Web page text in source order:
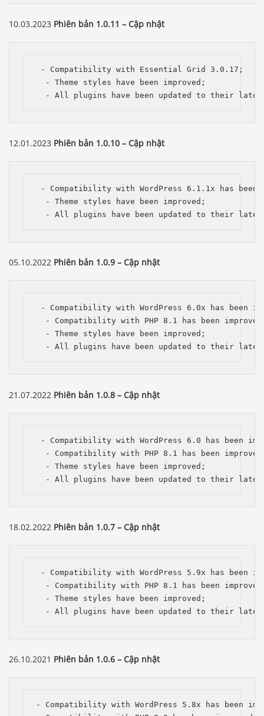
10.03.2023 Phiên bản 1.0.11 – Cập nhật
- Compatibility with Essential Grid 3.0.17;
  - Theme styles have been improved;
- All plugins have been updated to their
12.01.2023 Phiên bản 1.0.10 – Cập nhật
- Compatibility with WordPress 6.1.1x has been
  - Theme styles have been improved;
- All plugins have been updated to their
05.10.2022 Phiên bản 1.0.9 – Cập nhật
- Compatibility with WordPress 6.0x has been
- Compatibility with PHP 8.1 has been
  - Theme styles have been improved;
- All plugins have been updated to their
21.07.2022 Phiên bản 1.0.8 – Cập nhật
- Compatibility with WordPress 6.0 has been
- Compatibility with PHP 8.1 has been
  - Theme styles have been improved;
- All plugins have been updated to their
18.02.2022 Phiên bản 1.0.7 – Cập nhật
- Compatibility with WordPress 5.9x has been
- Compatibility with PHP 8.1 has been
  - Theme styles have been improved;
- All plugins have been updated to their
26.10.2021 Phiên bản 1.0.6 – Cập nhật
- Compatibility with WordPress 5.8x has been